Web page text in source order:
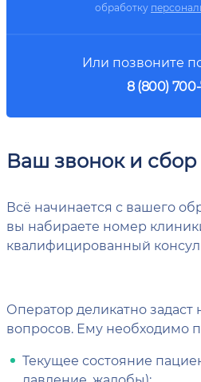
обработку
Или позвоните
8 (800) 700-
Ваш звонок и
Всё начинается с вашего
вы набираете номер
квалифицированный
Оператор деликатно задаст
вопросов. Ему необходимо
Текущее состояние